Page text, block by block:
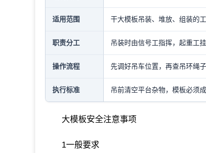
适用范围 干大模板吊装、堆放、组装的
职责分工 吊装时由信号工指挥，起重工
操作流程 先调好吊车位置，再查吊环绳
执行标准 吊前清空平台杂物，模板必须
大模板安全注意事项
1一般要求